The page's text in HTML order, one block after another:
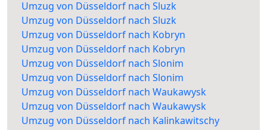
Umzug von Düsseldorf nach Sluzk
Umzug von Düsseldorf nach Sluzk
Umzug von Düsseldorf nach Kobryn
Umzug von Düsseldorf nach Kobryn
Umzug von Düsseldorf nach Slonim
Umzug von Düsseldorf nach Slonim
Umzug von Düsseldorf nach Waukawysk
Umzug von Düsseldorf nach Waukawysk
Umzug von Düsseldorf nach Kalinkawitschy